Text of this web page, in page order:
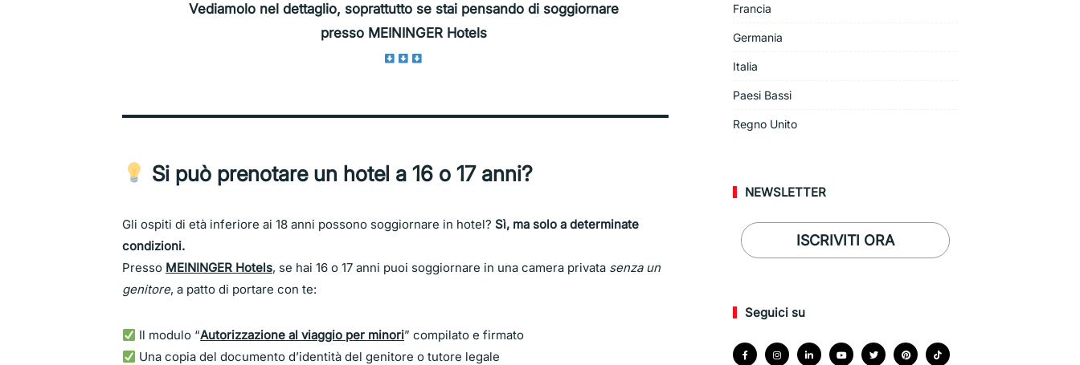
Vediamolo nel dettaglio, soprattutto se stai pensando di soggiornare
presso MEININGER Hotels
Si può prenotare un hotel a 16 o 17 anni?
Gli ospiti di età inferiore ai 18 anni possono soggiornare in hotel? Sì, ma solo a determinate
condizioni.
Presso MEININGER Hotels, se hai 16 o 17 anni puoi soggiornare in una camera privata senza un
genitore, a patto di portare con te:
Il modulo “Autorizzazione al viaggio per minori” compilato e firmato
Una copia del documento d’identità del genitore o tutore legale
Francia
Germania
Italia
Paesi Bassi
Regno Unito
NEWSLETTER
ISCRIVITI ORA
Seguici su